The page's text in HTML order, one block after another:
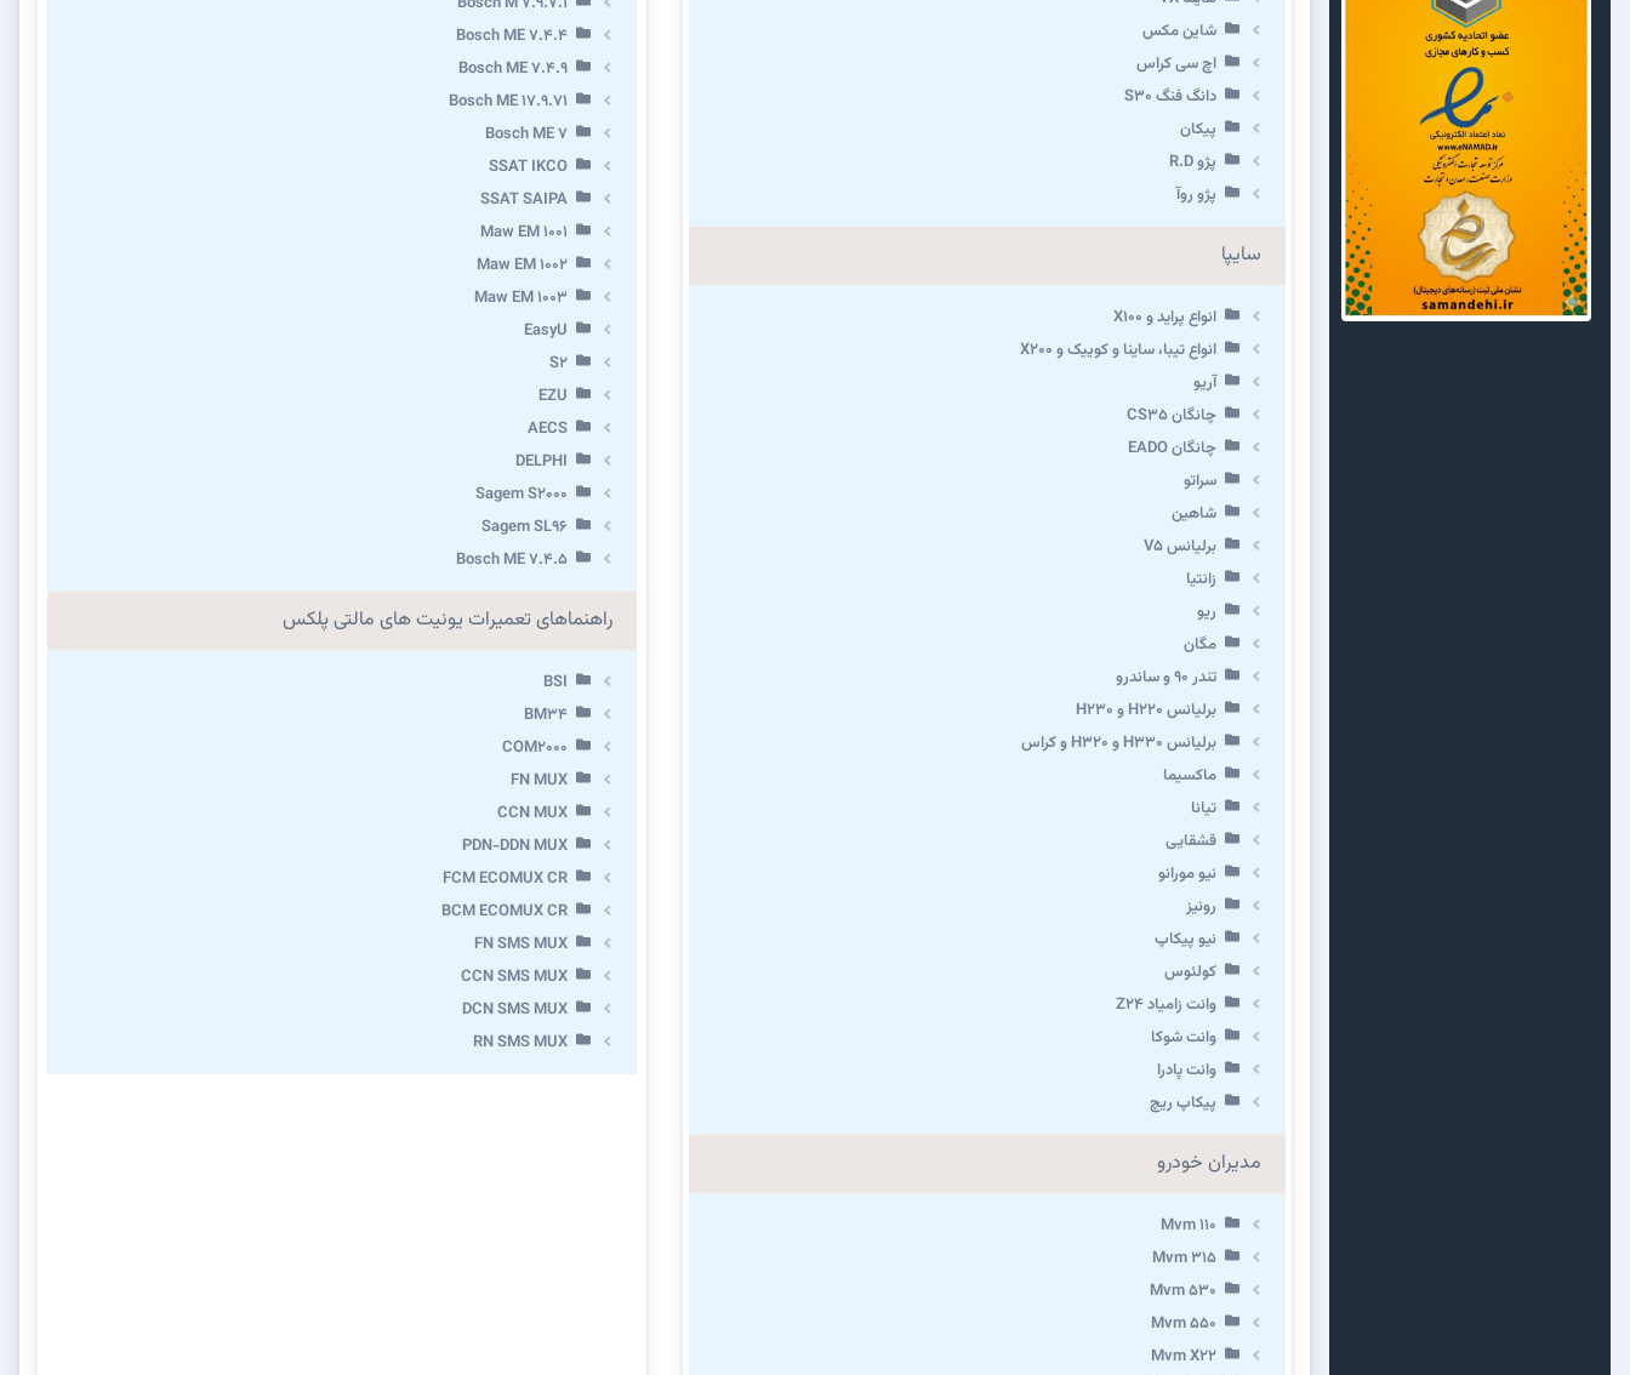
شاین مکس
اچ سی کراس
دانگ فنگ S30
پیکان
پژو R.D
پژو روآ
سایپا
انواع پراید و X100
انواع تیبا، ساینا و کوییک و X200
آریو
چانگان CS35
چانگان EADO
سراتو
شاهین
برلیانس V5
زانتیا
ریو
مگان
تندر ۹۰ و ساندرو
برلیانس H220 و H230
برلیانس H330 و H320 و کراس
ماکسیما
تیانا
قشقایی
نیو مورانو
رونیز
نیو پیکاپ
كولئوس
وانت زامیاد Z24
وانت شوکا
وانت پادرا
پیکاپ ریچ
مدیران خودرو
Mvm 110
Mvm 315
Mvm 530
Mvm 550
Mvm X22
Bosch ME 7.4.4
Bosch ME 7.4.9
Bosch ME 17.9.71
Bosch ME 7
SSAT IKCO
SSAT SAIPA
Maw EM 1001
Maw EM 1002
Maw EM 1003
EasyU
S2
EZU
AECS
DELPHI
Sagem S2000
Sagem SL96
Bosch ME 7.4.5
راهنماهای تعمیرات یونیت های مالتی پلکس
BSI
BM34
COM2000
FN MUX
CCN MUX
PDN-DDN MUX
FCM ECOMUX CR
BCM ECOMUX CR
FN SMS MUX
CCN SMS MUX
DCN SMS MUX
RN SMS MUX